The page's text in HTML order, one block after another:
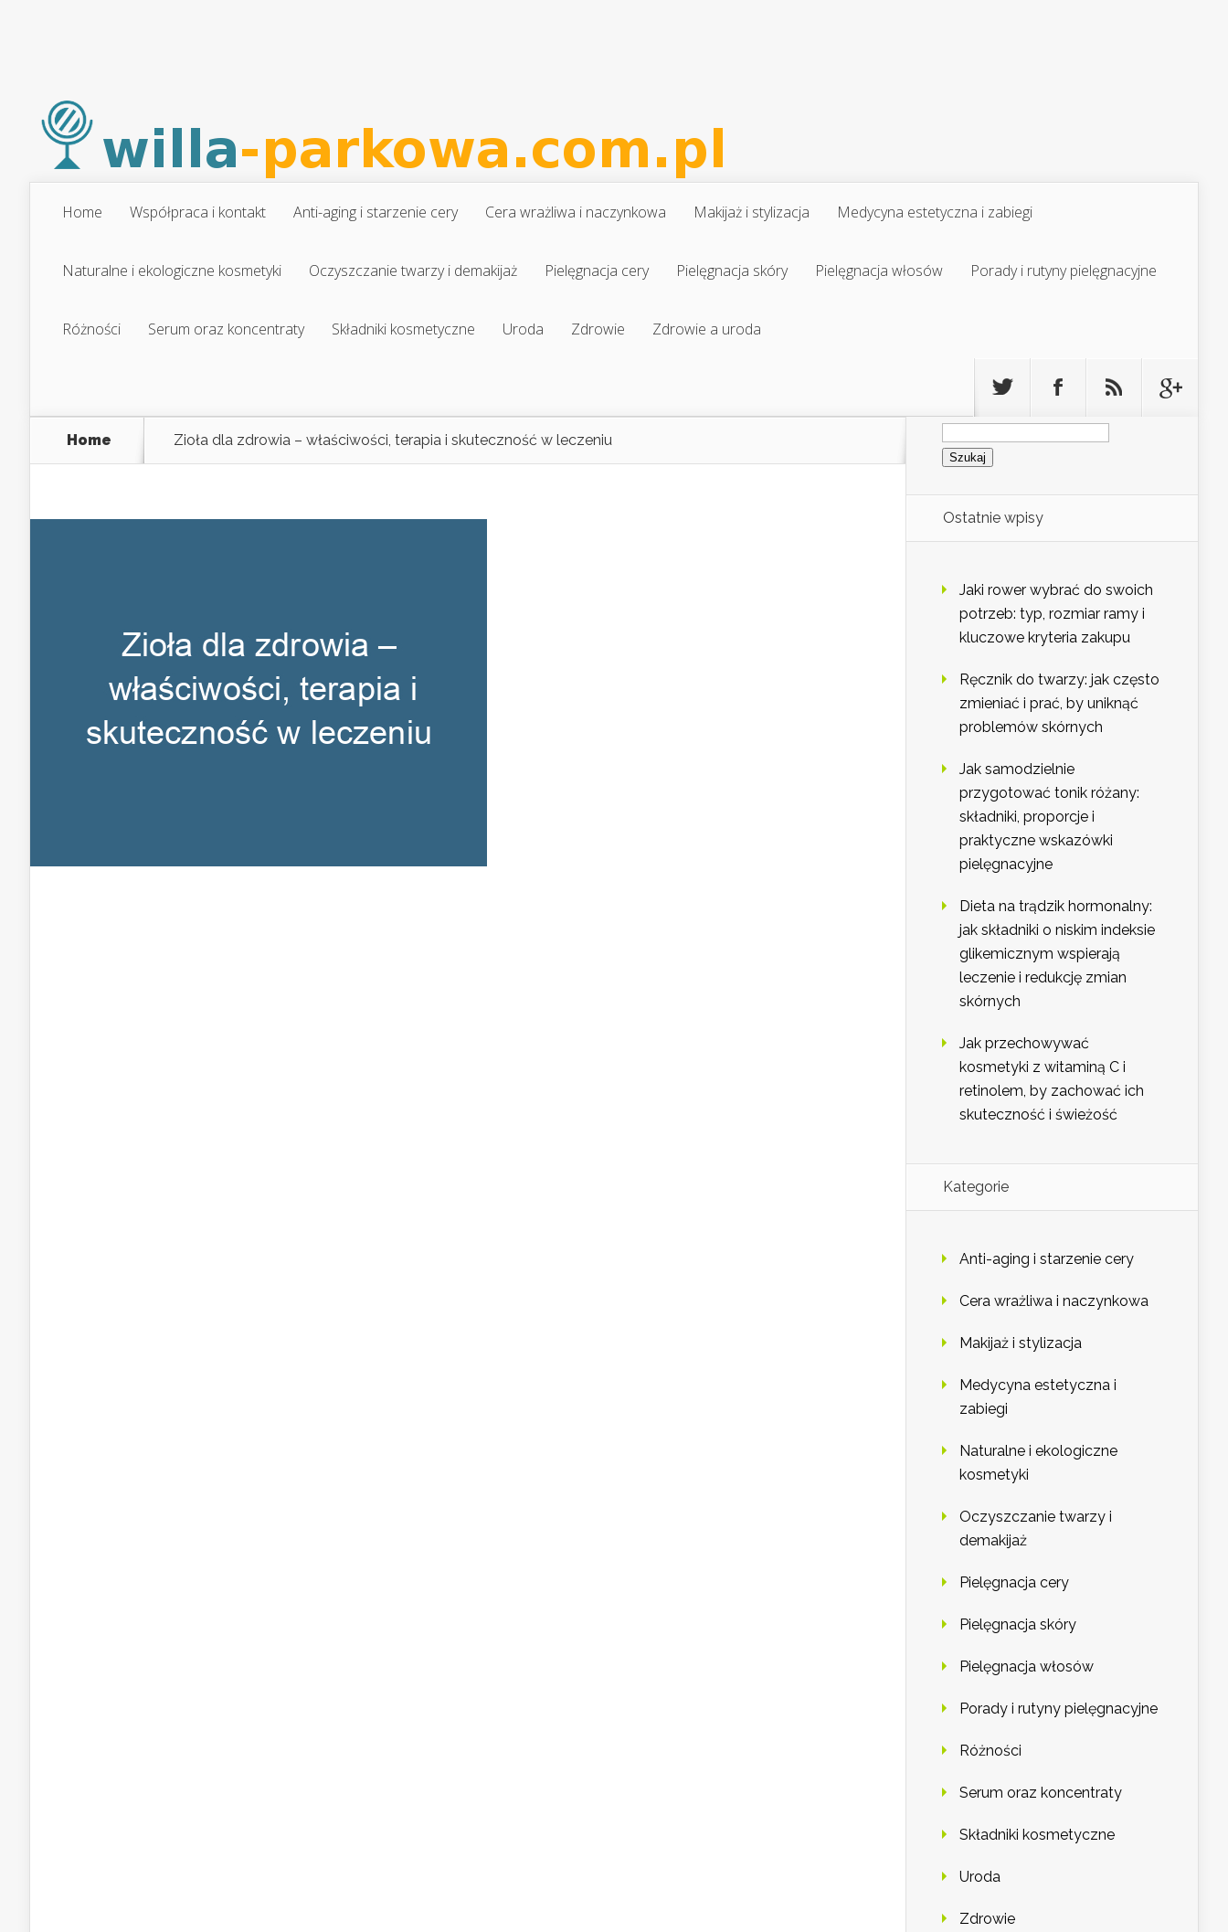
Home Współpraca i kontakt Anti-aging i starzenie cery Cera wrażliwa i naczynkowa Makijaż i stylizacja Medycyna estetyczna i zabiegi
Naturalne i ekologiczne kosmetyki Oczyszczanie twarzy i demakijaż Pielęgnacja cery Pielęgnacja skóry Pielęgnacja włosów Porady i rutyny pielęgnacyjne
Różności Serum oraz koncentraty Składniki kosmetyczne Uroda Zdrowie Zdrowie a uroda
Home Zioła dla zdrowia – właściwości, terapia i skuteczność w leczeniu
Szukaj:
Ostatnie wpisy
Jaki rower wybrać do swoich
potrzeb: typ, rozmiar ramy i
kluczowe kryteria zakupu
Ręcznik do twarzy: jak często
zmieniać i prać, by uniknąć
problemów skórnych
Jak samodzielnie
przygotować tonik różany:
składniki, proporcje i
praktyczne wskazówki
pielęgnacyjne
Dieta na trądzik hormonalny:
jak składniki o niskim indeksie
glikemicznym wspierają
leczenie i redukcję zmian
skórnych
Jak przechowywać
kosmetyki z witaminą C i
retinolem, by zachować ich
skuteczność i świeżość
Kategorie
Anti-aging i starzenie cery
Cera wrażliwa i naczynkowa
Makijaż i stylizacja
Medycyna estetyczna i
zabiegi
Naturalne i ekologiczne
kosmetyki
Oczyszczanie twarzy i
demakijaż
Pielęgnacja cery
Pielęgnacja skóry
Pielęgnacja włosów
Porady i rutyny pielęgnacyjne
Różności
Serum oraz koncentraty
Składniki kosmetyczne
Uroda
Zdrowie